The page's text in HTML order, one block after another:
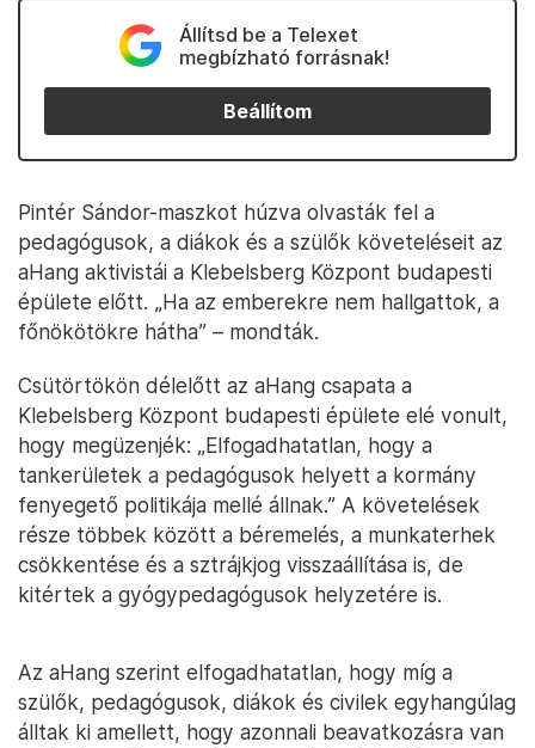
Állítsd be a Telexet
megbízható forrásnak!
Beállítom
Pintér Sándor-maszkot húzva olvasták fel a
pedagógusok, a diákok és a szülők követeléseit az
aHang aktivistái a Klebelsberg Központ budapesti
épülete előtt. „Ha az emberekre nem hallgattok, a
főnökötökre hátha” – mondták.
Csütörtökön délelőtt az aHang csapata a
Klebelsberg Központ budapesti épülete elé vonult,
hogy megüzenjék: „Elfogadhatatlan, hogy a
tankerületek a pedagógusok helyett a kormány
fenyegető politikája mellé állnak.” A követelések
része többek között a béremelés, a munkaterhek
csökkentése és a sztrájkjog visszaállítása is, de
kitértek a gyógypedagógusok helyzetére is.
Az aHang szerint elfogadhatatlan, hogy míg a
szülők, pedagógusok, diákok és civilek egyhangúlag
álltak ki amellett, hogy azonnali beavatkozásra van